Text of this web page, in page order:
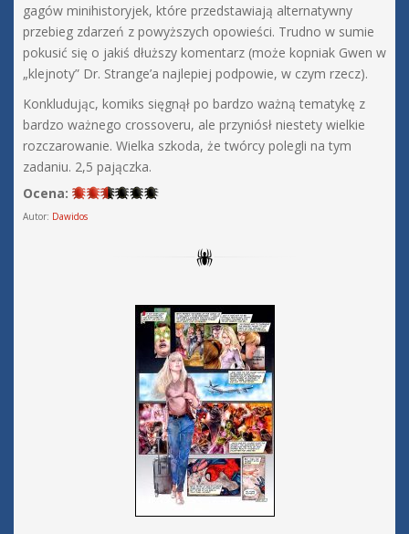
gagów minihistoryjek, które przedstawiają alternatywny
przebieg zdarzeń z powyższych opowieści. Trudno w sumie
pokusić się o jakiś dłuższy komentarz (może kopniak Gwen w
„klejnoty” Dr. Strange’a najlepiej podpowie, w czym rzecz).
Konkludując, komiks sięgnął po bardzo ważną tematykę z
bardzo ważnego crossoveru, ale przyniósł niestety wielkie
rozczarowanie. Wielka szkoda, że twórcy polegli na tym
zadaniu. 2,5 pajączka.
Ocena:
Autor: Dawidos